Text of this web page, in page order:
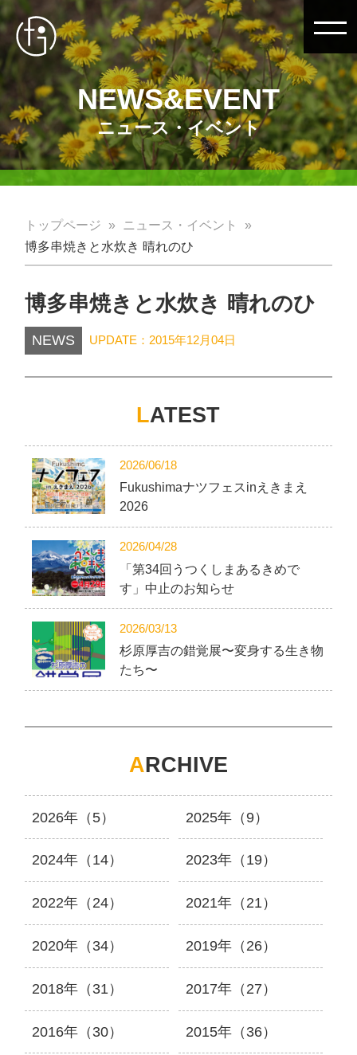
NEWS&EVENT
ニュース・イベント
トップページ
ニュース・イベント
博多串焼きと水炊き 晴れのひ
博多串焼きと水炊き 晴れのひ
NEWS UPDATE：2015年12月04日
LATEST
2026/06/18
Fukushimaナツフェスinえきまえ
2026
2026/04/28
「第34回うつくしまあるきめで
す」中止のお知らせ
2026/03/13
杉原厚吉の錯覚展〜変身する生き物
たち〜
ARCHIVE
2026年（5） 2025年（9）
2024年（14） 2023年（19）
2022年（24） 2021年（21）
2020年（34） 2019年（26）
2018年（31） 2017年（27）
2016年（30） 2015年（36）